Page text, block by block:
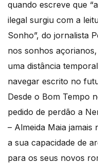
quando escreve que
ilegal surgiu com a
Sonho”, do jornalista
nos sonhos
uma distância
navegar escrito no
Desde o Bom Tempo
pedido de perdão a
– Almeida Maia
a sua capacidade de
para os seus novos